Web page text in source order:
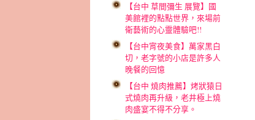
【台中 草間彌生 展覽】國
美館裡的點點世界，來場前
衛藝術的心靈體驗吧!!
【台中宵夜美食】萬家黑白
切，老字號的小店是許多人
晚餐的回憶
【台中 燒肉推薦】烤狀猿日
式燒肉再升級，老井極上燒
肉盛宴不得不分享。